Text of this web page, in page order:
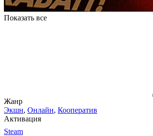
Показать все
Жанр
Экшн, Онлайн, Кооператив
Активация
Steam